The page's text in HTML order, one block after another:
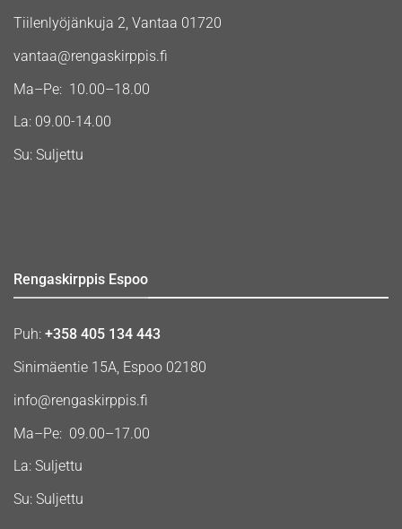
Tiilenlyöjänkuja 2, Vantaa 01720
vantaa@rengaskirppis.fi
Ma–Pe: 10.00–18.00
La: 09.00-14.00
Su: Suljettu
Rengaskirppis Espoo
Puh: +358 405 134 443
Sinimäentie 15A, Espoo 02180
info@rengaskirppis.fi
Ma–Pe: 09.00–17.00
La: Suljettu
Su: Suljettu